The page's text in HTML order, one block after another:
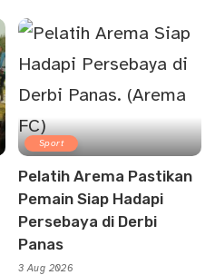
Sport
Pelatih Arema Pastikan
Pemain Siap Hadapi
Persebaya di Derbi
Panas
3 Aug 2026